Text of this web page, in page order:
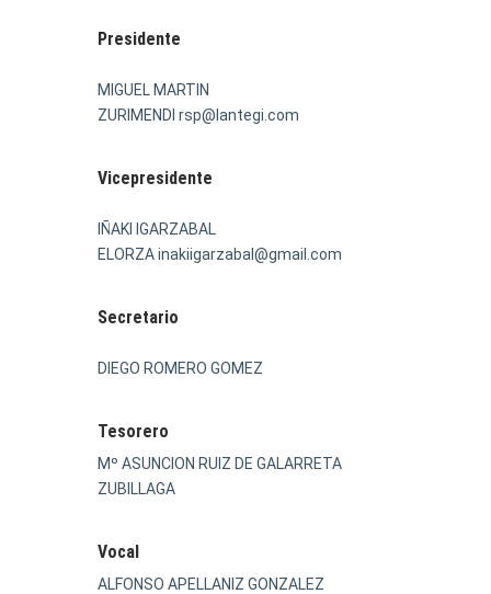
Presidente
MIGUEL MARTIN
ZURIMENDI rsp@lantegi.com
Vicepresidente
IÑAKI IGARZABAL
ELORZA inakiigarzabal@gmail.com
Secretario
DIEGO ROMERO GOMEZ
Tesorero
Mº ASUNCION RUIZ DE GALARRETA
ZUBILLAGA
Vocal
ALFONSO APELLANIZ GONZALEZ